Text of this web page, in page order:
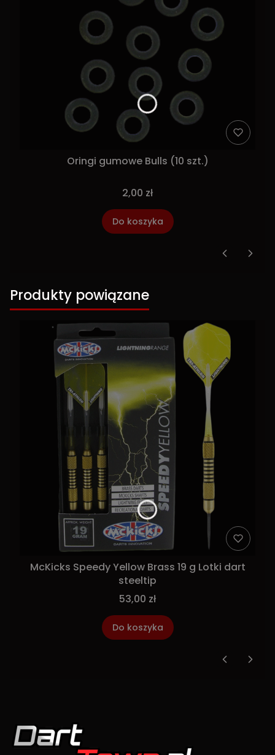
Oringi gumowe Bulls (10 szt.)
2,00 zł
Do koszyka
Produkty powiązane
McKicks Speedy Yellow Brass 19 g Lotki dart
steeltip
53,00 zł
Do koszyka